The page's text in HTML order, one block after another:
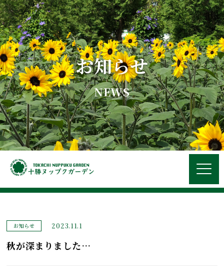
お知らせ
NEWS
お知らせ 2023.11.1
秋が深まりました…